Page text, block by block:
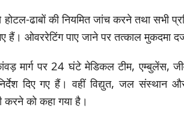
होटल-ढाबों की नियमित जांच करने तथा सभी
हैं। ओवररेटिंग पाए जाने पर तत्काल मुकदमा
मार्ग पर 24 घंटे मेडिकल टीम, एम्बुलेंस,
दिए गए हैं। वहीं विद्युत, जल संस्थान और
करने को कहा गया है।